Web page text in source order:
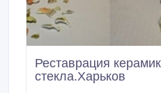
Реставрация
стекла.Харьков